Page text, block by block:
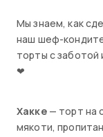
Мы знаем, как
наш шеф-
торты с
❤
Хакке— торт на
мякоти,